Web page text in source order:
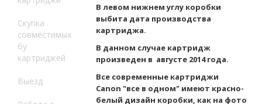
Скупка
совместимых
бу
картриджей
Выезд
В левом нижнем углу коробки
выбита дата производства
картриджа.
В данном случае картридж
произведен в августе 2014 года.
Все современные картриджи
Canon"все в одном" имеют красно-
белый дизайн коробки, как на фото